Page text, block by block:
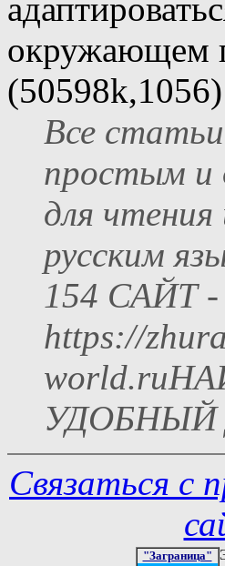
окружающем
(50598k,1056)
Все
простым и
для
русским
154 САЙТ -
https://
УДОБНЫЙ
Связаться с
"Заграница"